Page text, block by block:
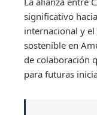
significativo
internacional y
sostenible en
de colaboración
para futuras